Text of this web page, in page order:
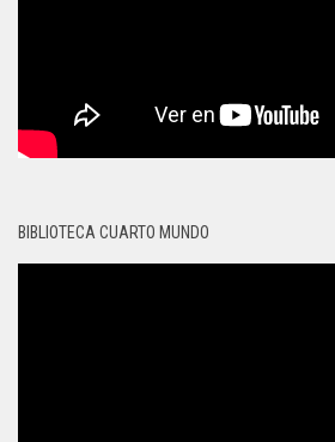
BIBLIOTECA CUARTO MUNDO